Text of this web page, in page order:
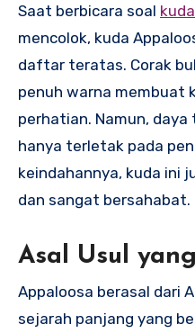
Saat berbicara soal kuda
mencolok, kuda
daftar teratas. Corak
penuh warna membuat
perhatian. Namun,
hanya terletak pada
keindahannya, kuda ini
dan sangat bersahabat.
Asal Usul
Appaloosa berasal dari
sejarah panjang yang